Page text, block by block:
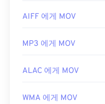
AIFF 에게 MOV
MP3 에게 MOV
ALAC 에게 MOV
WMA 에게 MOV